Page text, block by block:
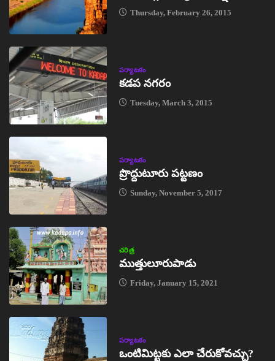
Thursday, February 26, 2015
పర్యాటకం
కడప నగరం
Tuesday, March 3, 2015
పర్యాటకం
ప్రొద్దుటూరు పట్టణం
Sunday, November 5, 2017
చరిత్ర
ముత్తులూరుపాడు
Friday, January 15, 2021
పర్యాటకం
ఒంటిమిట్టకు ఎలా చేరుకోవచ్చు?